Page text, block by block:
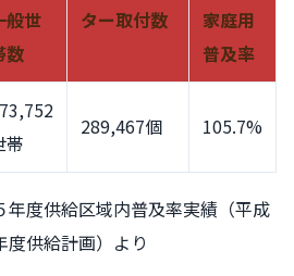
般世
数
ター取付数
家庭用
普及率
帯
289,467個 105.7%
年度供給区域内普及率実績（平成
度供給計画）より